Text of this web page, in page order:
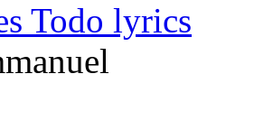
Todo lyrics